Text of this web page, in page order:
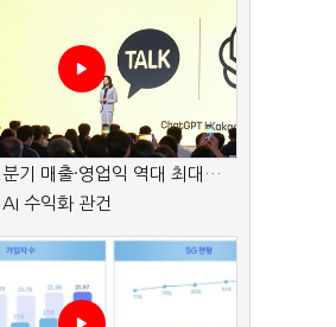
기 매출·영업익 역대 최대…
수익화 관건